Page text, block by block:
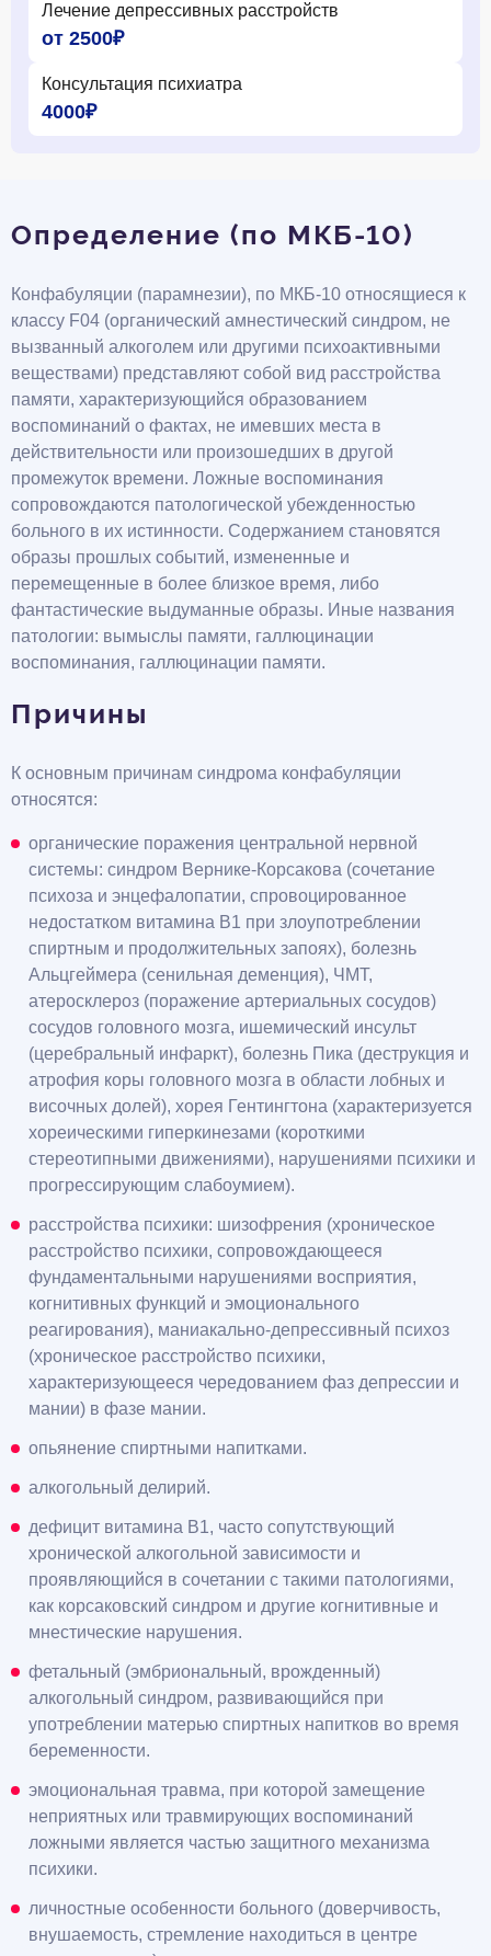
Лечение депрессивных расстройств
от 2500₽
Консультация психиатра
4000₽
Определение (по МКБ-10)
Конфабуляции (парамнезии), по МКБ-10 относящиеся к
классу F04 (органический амнестический синдром, не
вызванный алкоголем или другими психоактивными
веществами) представляют собой вид расстройства
памяти, характеризующийся образованием
воспоминаний о фактах, не имевших места в
действительности или произошедших в другой
промежуток времени. Ложные воспоминания
сопровождаются патологической убежденностью
больного в их истинности. Содержанием становятся
образы прошлых событий, измененные и
перемещенные в более близкое время, либо
фантастические выдуманные образы. Иные названия
патологии: вымыслы памяти, галлюцинации
воспоминания, галлюцинации памяти.
Причины
К основным причинам синдрома конфабуляции
относятся:
органические поражения центральной нервной
системы: синдром Вернике-Корсакова (сочетание
психоза и энцефалопатии, спровоцированное
недостатком витамина B1 при злоупотреблении
спиртным и продолжительных запоях), болезнь
Альцгеймера (сенильная деменция), ЧМТ,
атеросклероз (поражение артериальных сосудов)
сосудов головного мозга, ишемический инсульт
(церебральный инфаркт), болезнь Пика (деструкция и
атрофия коры головного мозга в области лобных и
височных долей), хорея Гентингтона (характеризуется
хореическими гиперкинезами (короткими
стереотипными движениями), нарушениями психики и
прогрессирующим слабоумием).
расстройства психики: шизофрения (хроническое
расстройство психики, сопровождающееся
фундаментальными нарушениями восприятия,
когнитивных функций и эмоционального
реагирования), маниакально-депрессивный психоз
(хроническое расстройство психики,
характеризующееся чередованием фаз депрессии и
мании) в фазе мании.
опьянение спиртными напитками.
алкогольный делирий.
дефицит витамина B1, часто сопутствующий
хронической алкогольной зависимости и
проявляющийся в сочетании с такими патологиями,
как корсаковский синдром и другие когнитивные и
мнестические нарушения.
фетальный (эмбриональный, врожденный)
алкогольный синдром, развивающийся при
употреблении матерью спиртных напитков во время
беременности.
эмоциональная травма, при которой замещение
неприятных или травмирующих воспоминаний
ложными является частью защитного механизма
психики.
личностные особенности больного (доверчивость,
внушаемость, стремление находиться в центре